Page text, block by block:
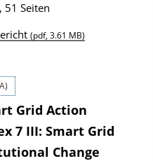
51 Seiten
(pdf, 3.61 MB)
Grid Action
7 III: Smart Grid
Change